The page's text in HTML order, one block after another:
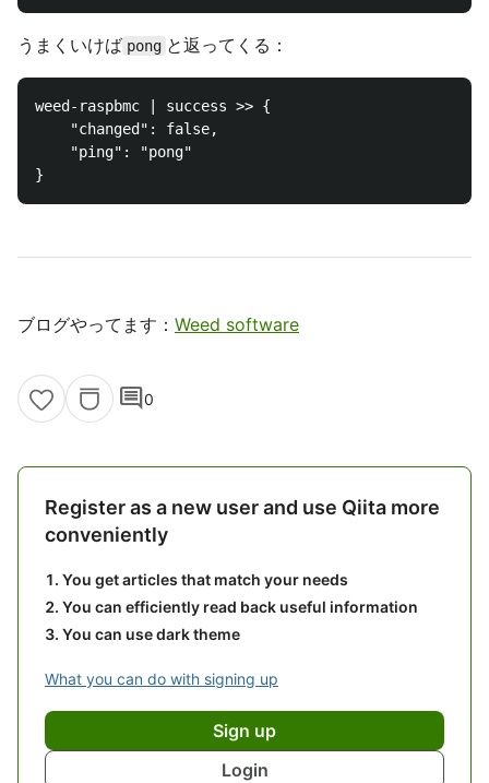
うまくいけば pong と返ってくる：
weed-raspbmc | success >> {
    "changed": false,
    "ping": "pong"
ブログやってます： Weed software
comment0
Register as a new user and use Qiita more
conveniently
You get articles that match your needs
You can efficiently read back useful information
You can use dark theme
What you can do with signing up
Sign up
Login